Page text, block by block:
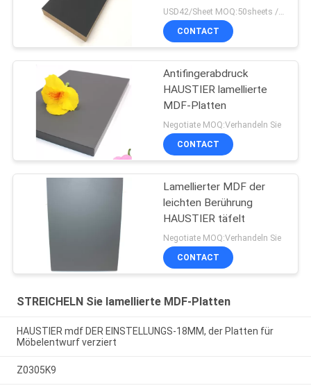
USD42/Sheet MOQ:50sheets /color .400 Blätter/Auftrag
CONTACT
Antifingerabdruck
HAUSTIER lamellierte
MDF-Platten
Negotiate MOQ:Verhandeln Sie
CONTACT
Lamellierter MDF der
leichten Berührung
HAUSTIER täfelt
Negotiate MOQ:Verhandeln Sie
CONTACT
STREICHELN Sie lamellierte MDF-Platten
HAUSTIER mdf DER EINSTELLUNGS-18MM, der Platten für
Möbelentwurf verziert
Z0305K9